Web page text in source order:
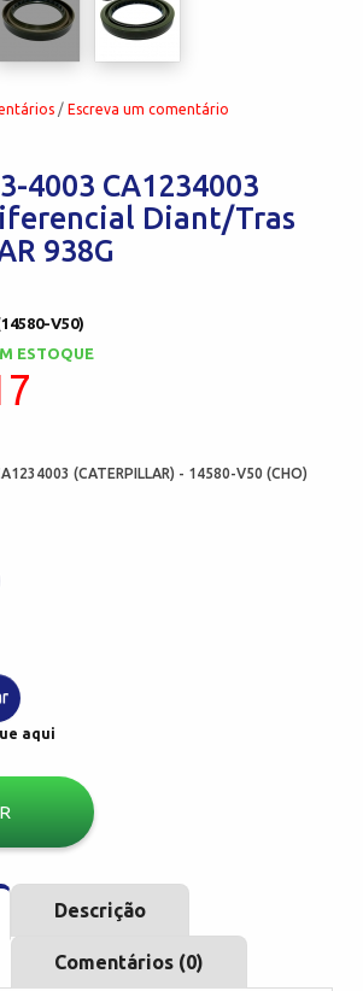
/ Escreva um comentário
4003 CA1234003
Diant/Tras
938G
V50)
ESTOQUE
(CATERPILLAR) - 14580-V50 (CHO)
aqui
Descrição
Comentários (0)